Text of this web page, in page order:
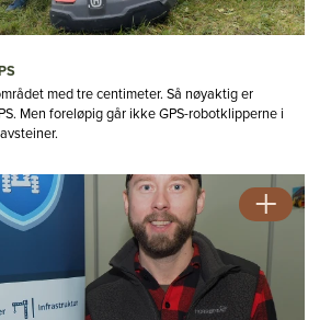
med tre centimeter. Så nøyaktig er
Men foreløpig går ikke GPS-robotklipperne i